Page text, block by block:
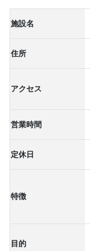
施設名
住所
アクセス
営業時間
定休日
特徴
目的